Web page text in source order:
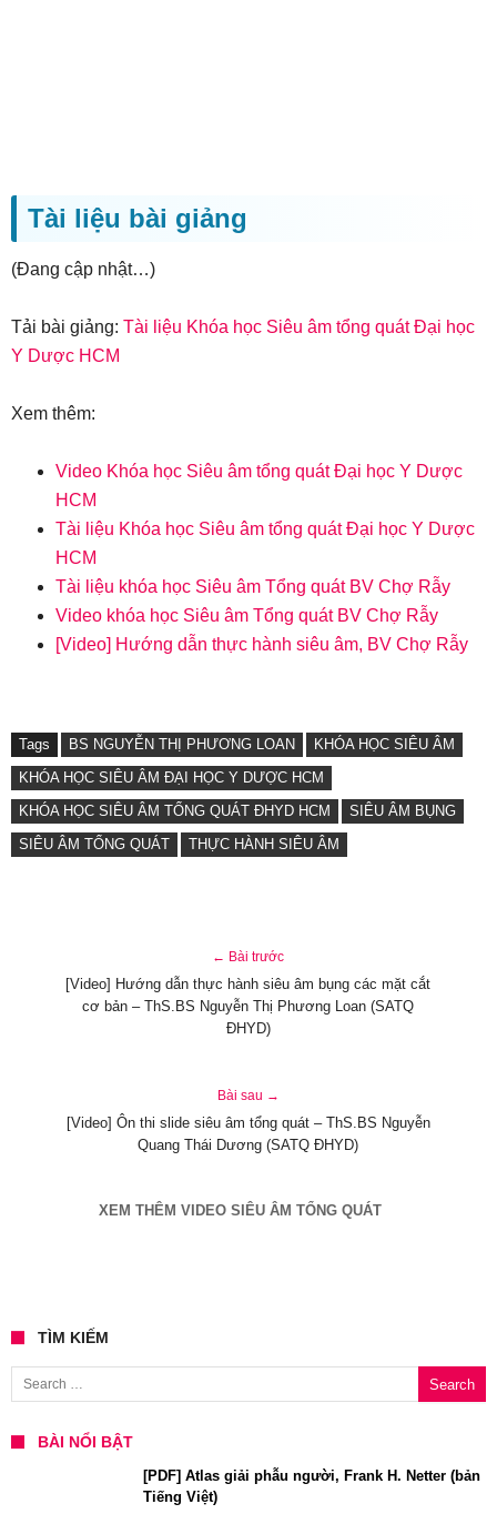
Tài liệu bài giảng
(Đang cập nhật…)
Tải bài giảng: Tài liệu Khóa học Siêu âm tổng quát Đại học
Y Dược HCM
Xem thêm:
Video Khóa học Siêu âm tổng quát Đại học Y Dược
HCM
Tài liệu Khóa học Siêu âm tổng quát Đại học Y Dược
HCM
Tài liệu khóa học Siêu âm Tổng quát BV Chợ Rẫy
Video khóa học Siêu âm Tổng quát BV Chợ Rẫy
[Video] Hướng dẫn thực hành siêu âm, BV Chợ Rẫy
Tags BS NGUYỄN THỊ PHƯƠNG LOAN
KHÓA HỌC SIÊU ÂM
KHÓA HỌC SIÊU ÂM ĐẠI HỌC Y DƯỢC HCM
KHÓA HỌC SIÊU ÂM TỔNG QUÁT ĐHYD HCM
SIÊU ÂM BỤNG
SIÊU ÂM TỔNG QUÁT
THỰC HÀNH SIÊU ÂM
← Bài trước
[Video] Hướng dẫn thực hành siêu âm bụng các mặt cắt
cơ bản – ThS.BS Nguyễn Thị Phương Loan (SATQ
ĐHYD)
Bài sau →
[Video] Ôn thi slide siêu âm tổng quát – ThS.BS Nguyễn
Quang Thái Dương (SATQ ĐHYD)
XEM THÊM VIDEO SIÊU ÂM TỔNG QUÁT
TÌM KIẾM
Search for:
BÀI NỔI BẬT
[PDF] Atlas giải phẫu người, Frank H. Netter (bản
Tiếng Việt)